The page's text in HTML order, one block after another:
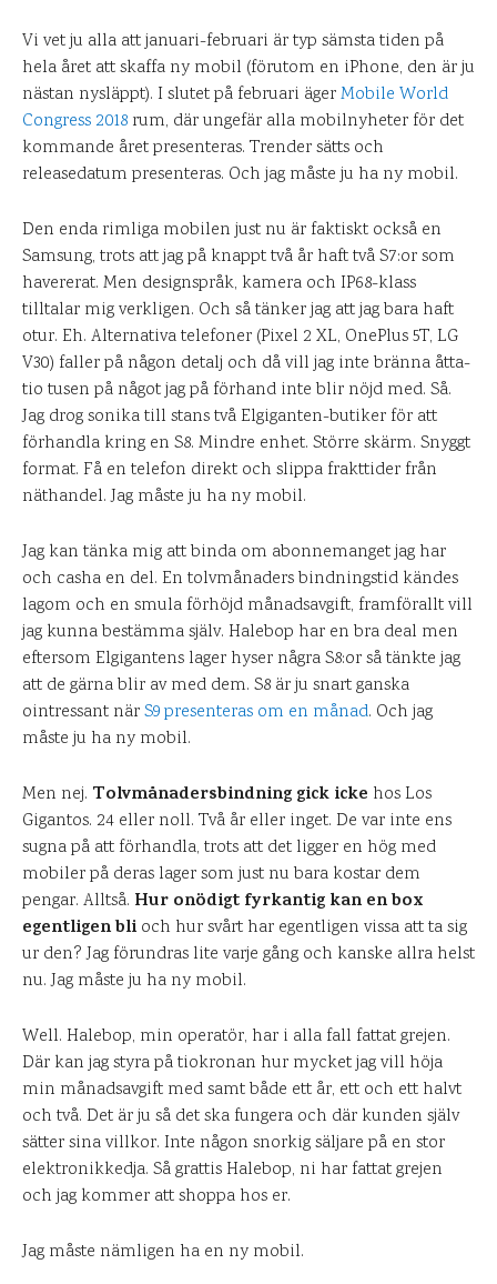
Vi vet ju alla att januari-februari är typ sämsta tiden på
hela året att skaffa ny mobil (förutom en iPhone, den är ju
nästan nysläppt). I slutet på februari ägerMobile World
Congress 2018 rum, där ungefär alla mobilnyheter för det
kommande året presenteras. Trender sätts och
releasedatum presenteras. Och jag måste ju ha ny mobil.
Den enda rimliga mobilen just nu är faktiskt också en
Samsung, trots att jag på knappt två år haft två S7:or som
havererat. Men designspråk, kamera och IP68-klass
tilltalar mig verkligen. Och så tänker jag att jag bara haft
otur. Eh. Alternativa telefoner (Pixel 2 XL, OnePlus 5T, LG
V30) faller på någon detalj och då vill jag inte bränna åtta-
tio tusen på något jag på förhand inte blir nöjd med. Så.
Jag drog sonika till stans två Elgiganten-butiker för att
förhandla kring en S8. Mindre enhet. Större skärm. Snyggt
format. Få en telefon direkt och slippa frakttider från
näthandel. Jag måste ju ha ny mobil.
Jag kan tänka mig att binda om abonnemanget jag har
och casha en del. En tolvmånaders bindningstid kändes
lagom och en smula förhöjd månadsavgift, framförallt vill
jag kunna bestämma själv. Halebop har en bra deal men
eftersom Elgigantens lager hyser några S8:or så tänkte jag
att de gärna blir av med dem. S8 är ju snart ganska
ointressant närS9 presenteras om en månad. Och jag
måste ju ha ny mobil.
Men nej. Tolvmånadersbindning gick icke hos Los
Gigantos. 24 eller noll. Två år eller inget. De var inte ens
sugna på att förhandla, trots att det ligger en hög med
mobiler på deras lager som just nu bara kostar dem
pengar. Alltså. Hur onödigt fyrkantig kan en box
egentligen bli och hur svårt har egentligen vissa att ta sig
ur den? Jag förundras lite varje gång och kanske allra helst
nu. Jag måste ju ha ny mobil.
Well. Halebop, min operatör, har i alla fall fattat grejen.
Där kan jag styra på tiokronan hur mycket jag vill höja
min månadsavgift med samt både ett år, ett och ett halvt
och två. Det är ju så det ska fungera och där kunden själv
sätter sina villkor. Inte någon snorkig säljare på en stor
elektronikkedja. Så grattis Halebop, ni har fattat grejen
och jag kommer att shoppa hos er.
Jag måste nämligen ha en ny mobil.